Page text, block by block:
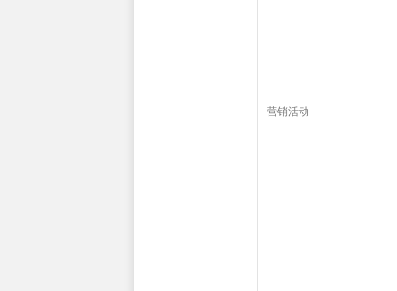
营销活动